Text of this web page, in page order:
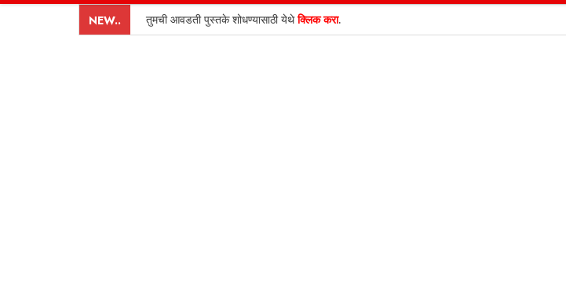
NEW.. तुमची आवडती पुस्तके शोधण्यासाठी येथेक्लिक करा.